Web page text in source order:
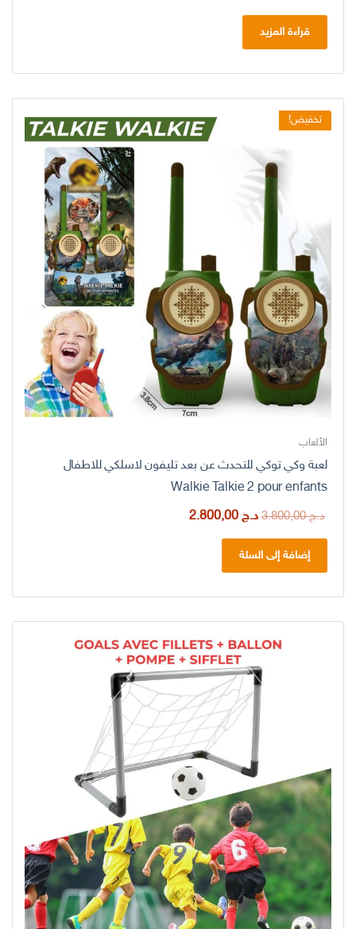
قراءة المزيد
تخفيض!
الألعاب
لعبة وكي توكي للتحدث عن بعد تليفون لاسلكي للاطفال
Walkie Talkie 2 pour enfants
د.ج3.800,00
السعر
هو:
د.ج 3.800,00.
د.ج
السعر
إضافة إلى السلة